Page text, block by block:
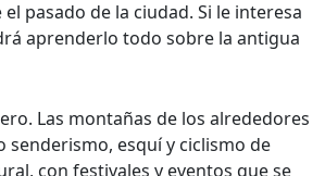
pasado de la ciudad. Si le interesa
aprenderlo todo sobre la antigua
Las montañas de los alrededores
senderismo, esquí y ciclismo de
con festivales y eventos que se